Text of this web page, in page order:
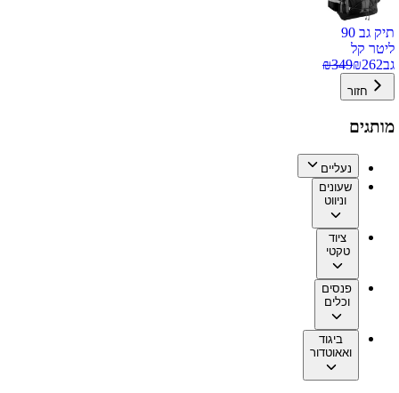
תיק גב 90
ליטר קל
גב
₪262
₪349
חזור
מותגים
נעליים
שעונים
וניווט
ציוד
טקטי
פנסים
וכלים
ביגוד
ואאוטדור